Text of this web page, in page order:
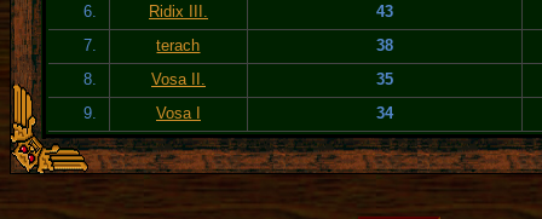
6.
Ridix III.
43
7.
terach
38
8.
Vosa II.
35
9.
Vosa I 34